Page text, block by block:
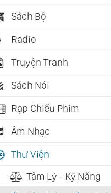
Sách Bộ
Radio
Truyện Tranh
Sách Nói
Rạp Chiếu Phim
Âm Nhạc
Thư Viện
Tâm Lý - Kỹ Năng